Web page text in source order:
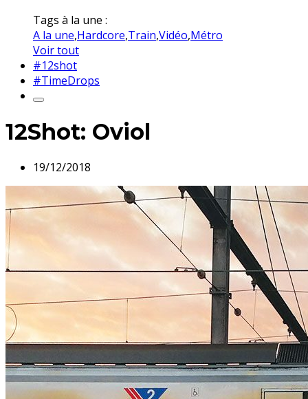
Tags à la une :
A la une,Hardcore,Train,Vidéo,Métro
Voir tout
#12shot
#TimeDrops
12Shot: Oviol
19/12/2018